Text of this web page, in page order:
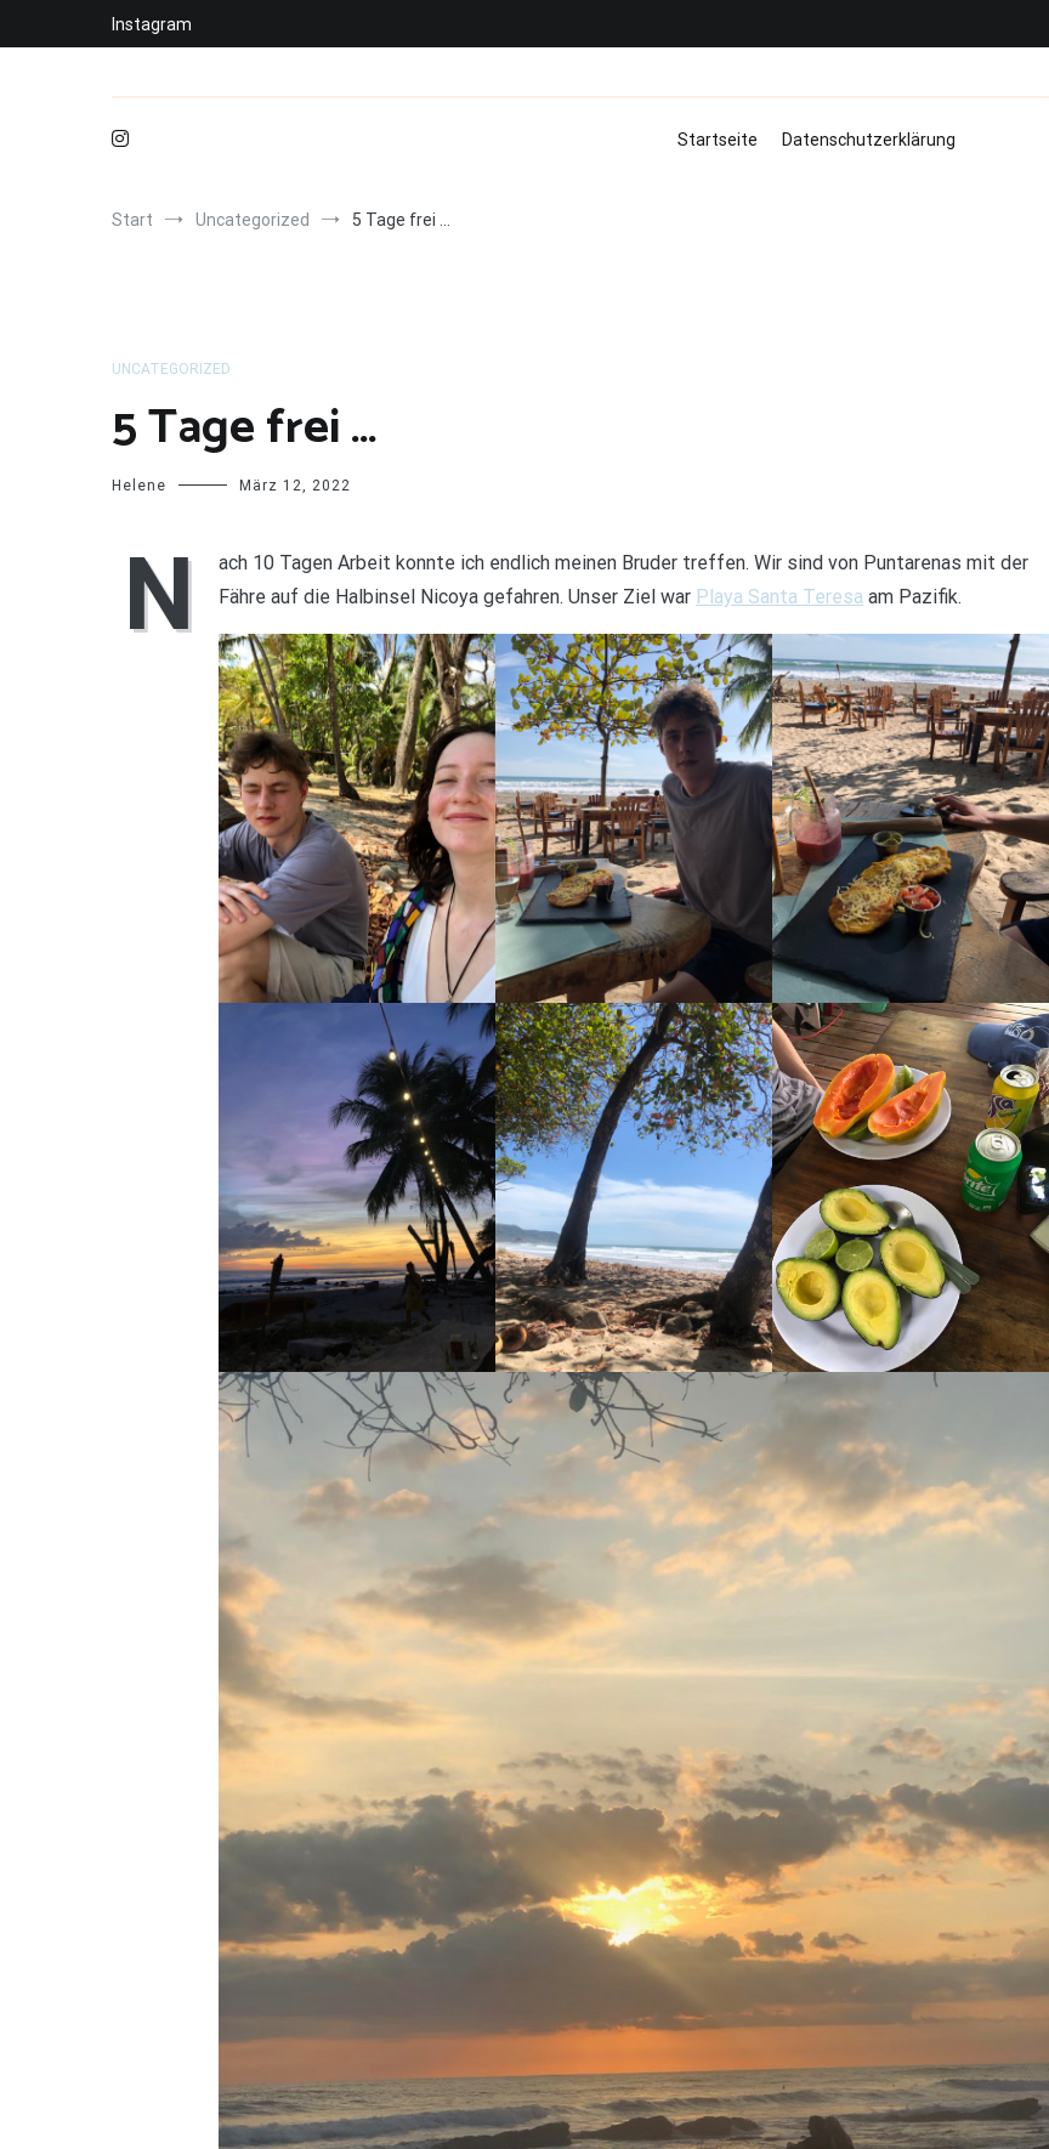
Instagram
Startseite Datenschutzerklärung
Start Uncategorized 5 Tage frei …
UNCATEGORIZED
5 Tage frei …
Helene März 12, 2022
N
ach 10 Tagen Arbeit konnte ich endlich meinen Bruder treffen. Wir sind von Puntarenas mit der
Fähre auf die Halbinsel Nicoya gefahren. Unser Ziel war Playa Santa Teresa am Pazifik.